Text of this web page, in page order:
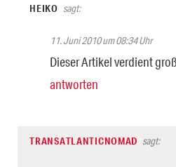
HEIKO sagt:
11. Juni 2010 um 08:34 Uhr
Dieser Artikel verdient
antworten
TRANSATLANTICNOMAD sagt: